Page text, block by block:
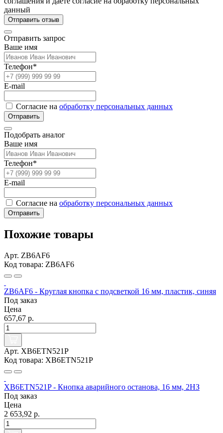
данный
Отправить отзыв
Отправить запрос
Ваше имя
Телефон*
E-mail
Согласие на обработку персональных данных
Отправить
Подобрать аналог
Ваше имя
Телефон*
E-mail
Согласие на обработку персональных данных
Отправить
Похожие товары
Арт. ZB6AF6
Код товара: ZB6AF6
ZB6AF6 - Круглая кнопка с подсветкой 16 мм, пластик, синяя
Под заказ
Цена
657,67 р.
Арт. XB6ETN521P
Код товара: XB6ETN521P
XB6ETN521P - Кнопка аварийного останова, 16 мм, 2НЗ
Под заказ
Цена
2 653,92 р.